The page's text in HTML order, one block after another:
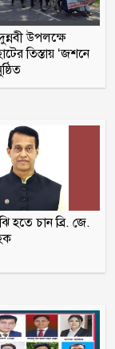
নওফেলের
পাকিস্তানসহ ১৩
ঢোকার আগে
দিল পুলিশ
যায় না : মির্জা
করে আওয়ামী
কনটেন্ট
উপলক্ষে
তিস্তায় ‘জশনে
হতে চান ব্রি. জে.